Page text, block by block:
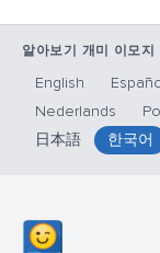
알아보기 개미 이모지
English
Nederlands
日本語
한국어